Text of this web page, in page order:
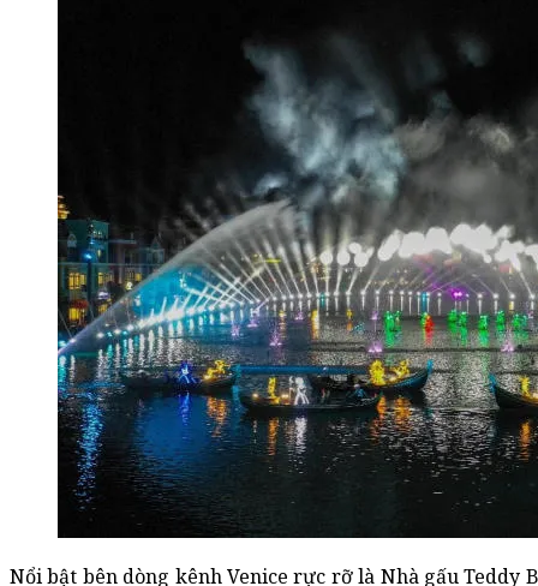
Nổi bật bên dòng kênh Venice rực rỡ là Nhà gấu Teddy